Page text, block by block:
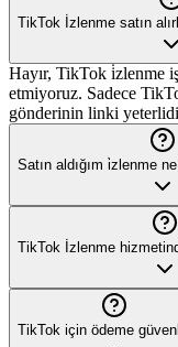
TikTok İzlenme satın
Hayır, TikTok i̇zlenme
etmiyoruz. Sadece
gönderinin linki
Satın aldığım i̇zlenme
TikTok İzlenme
TikTok için ödeme